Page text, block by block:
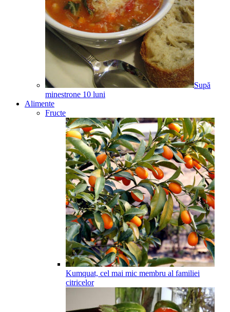
Supă
minestrone 10 luni
Alimente
Fructe
Kumquat, cel mai mic membru al familiei
citricelor